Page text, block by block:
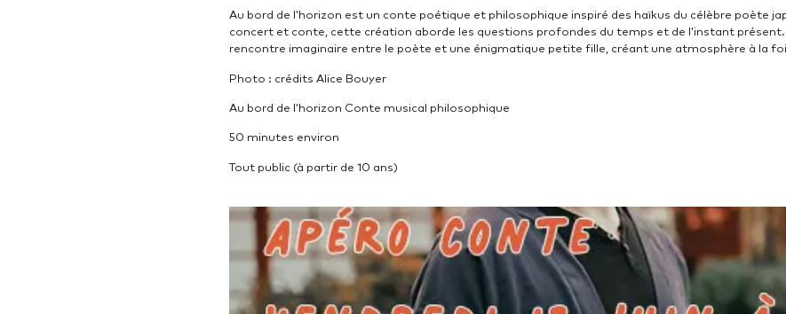
Au bord de l’horizon est un conte poétique et philosophique inspiré des haïkus du célèbre poète
concert et conte, cette création aborde les questions profondes du temps et de l’instant présent.
rencontre imaginaire entre le poète et une énigmatique petite fille, créant une atmosphère à la
Photo : crédits Alice Bouyer
Au bord de l’horizon Conte musical philosophique
50 minutes environ
Tout public (à partir de 10 ans)